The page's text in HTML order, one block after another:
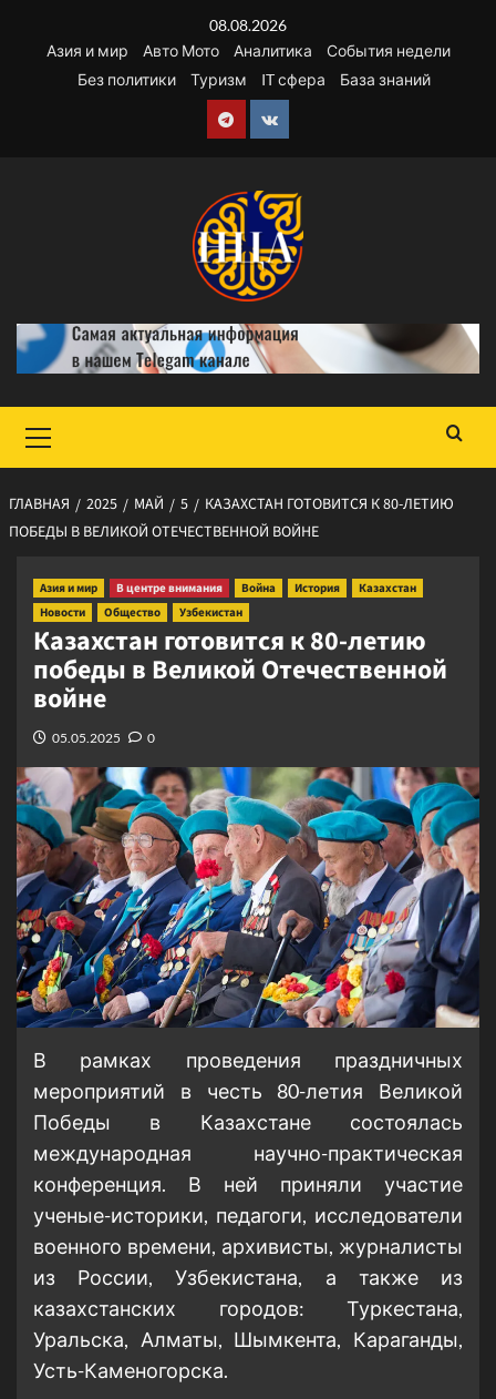
содержимому
08.08.2026
Азия и мир
Авто Мото Аналитика
События недели
Без политики
Туризм IT сфера База знаний
Telegram
VK
меню
ГЛАВНАЯ 2025 МАЙ 5
КАЗАХСТАН ГОТОВИТСЯ К 80-ЛЕТИЮ
ПОБЕДЫ В ВЕЛИКОЙ ОТЕЧЕСТВЕННОЙ ВОЙНЕ
Азия и мир В центре внимания Война История
Казахстан
Новости
Общество Узбекистан
Казахстан готовится к 80-летию
победы в Великой Отечественной
войне
05.05.2025 0
В рамках проведения праздничных
мероприятий в честь 80-летия Великой
Победы в Казахстане состоялась
международная научно-практическая
конференция. В ней приняли участие
ученые-историки, педагоги, исследователи
военного времени, архивисты, журналисты
из России, Узбекистана, а также из
казахстанских городов: Туркестана,
Уральска, Алматы, Шымкента, Караганды,
Усть-Каменогорска.